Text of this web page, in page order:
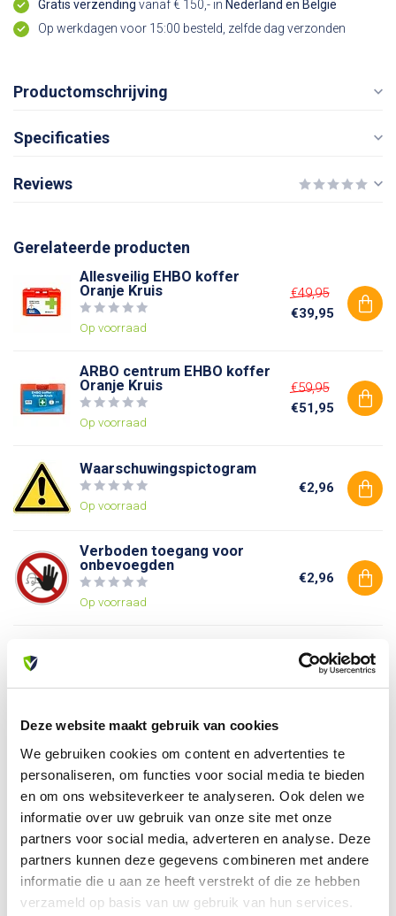
Deze website maakt gebruik van cookies
We gebruiken cookies om content en advertenties te
personaliseren, om functies voor social media te bieden
en om ons websiteverkeer te analyseren. Ook delen we
informatie over uw gebruik van onze site met onze
partners voor social media, adverteren en analyse. Deze
partners kunnen deze gegevens combineren met andere
informatie die u aan ze heeft verstrekt of die ze hebben
verzameld op basis van uw gebruik van hun services.
Gratis verzending vanaf € 150,- in Nederland en België
Op werkdagen voor 15:00 besteld, zelfde dag verzonden
Productomschrijving
Specificaties
Reviews
Gerelateerde producten
Allesveilig EHBO koffer
Oranje Kruis
Op voorraad
€49,95
€39,95
ARBO centrum EHBO koffer
Oranje Kruis
Op voorraad
€59,95
€51,95
Waarschuwingspictogram
Op voorraad
€2,96
Verboden toegang voor
onbevoegden
Op voorraad
€2,96
Op voorraad
€2,96
Heb je vragen over dit product?
Of heb je hulp nodig bij je bestelling? Neem contact op
met onze klantenservice. We helpen je graag verder!
info@allesveilig.nl
+31 (0) 6 82095086